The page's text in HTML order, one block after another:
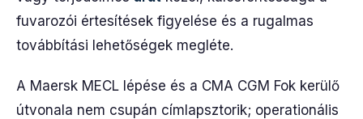
fuvarozói értesítések figyelése és a rugalmas
továbbítási lehetőségek megléte.
A Maersk MECL lépése és a CMA CGM Fok kerülő
útvonala nem csupán címlapsztorik; operationális